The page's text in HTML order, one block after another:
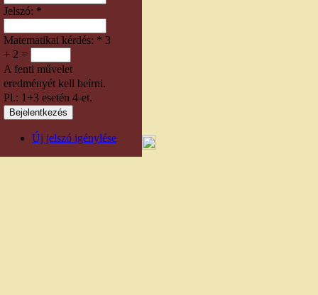
Jelszó: *
Matematikai kérdés: * 3
+ 2 =
A fenti művelet
eredményét kell beírni.
Pl.: 1+3 esetén 4-et.
Új jelszó igénylése